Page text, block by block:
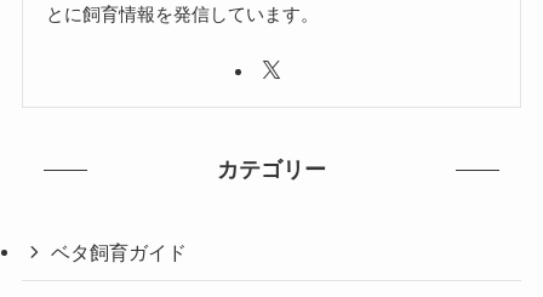
とに飼育情報を発信しています。
カテゴリー
ベタ飼育ガイド